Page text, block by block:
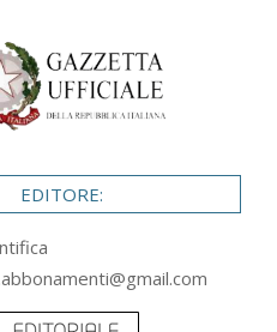
EDITORE: